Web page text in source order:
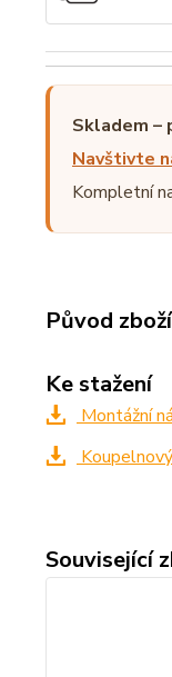
Skladem –
Navštivte
Kompletní
Původ zboží
Ke stažení
Montážní
Související